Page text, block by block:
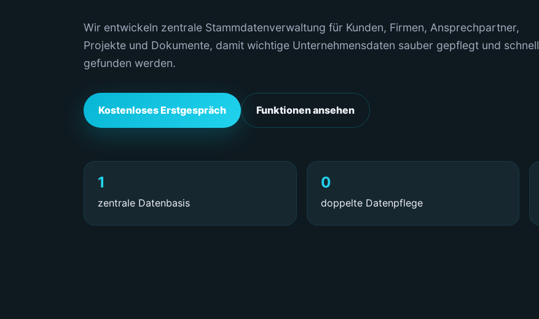
Wir entwickeln zentrale Stammdatenverwaltung für Kunden, Firmen, Ansprechpartner,
Projekte und Dokumente, damit wichtige Unternehmensdaten sauber gepflegt und schnell
gefunden werden.
Kostenloses Erstgespräch Funktionen ansehen
1
zentrale Datenbasis
0
doppelte Datenpflege